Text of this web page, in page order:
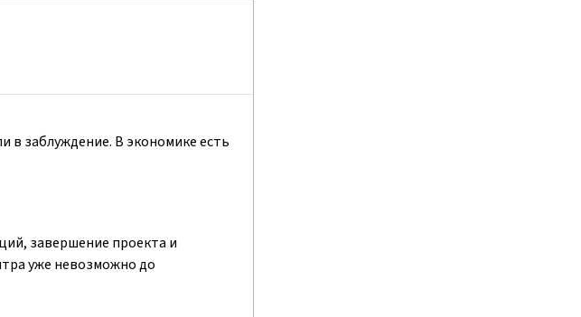
в заблуждение. В экономике есть
завершение проекта и
уже невозможно до